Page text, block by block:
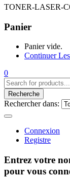
TONER-LASER-
Panier
Panier vide.
Continuer
0
Recherche
Rechercher dans:
Connexion
Registre
Entrez votre
pour vous